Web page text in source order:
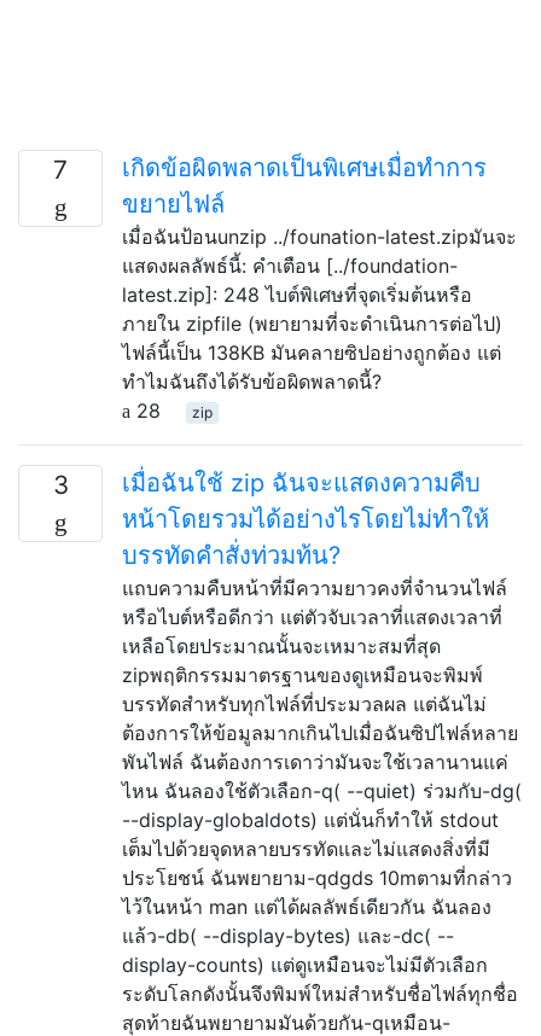
7
เกิดข้อผิดพลาดเป็นพิเศษเมื่อทำการ
ขยายไฟล์
เมื่อฉันป้อนunzip ../founation-latest.zipมันจะ
แสดงผลลัพธ์นี้: คำเตือน [../foundation-
latest.zip]: 248 ไบต์พิเศษที่จุดเริ่มต้นหรือ
ภายใน zipfile (พยายามที่จะดำเนินการต่อไป)
ไฟล์นี้เป็น 138KB มันคลายซิปอย่างถูกต้อง แต่
ทำไมฉันถึงได้รับข้อผิดพลาดนี้?
28
zip
3
เมื่อฉันใช้ zip ฉันจะแสดงความคืบ
หน้าโดยรวมได้อย่างไรโดยไม่ทำให้
บรรทัดคำสั่งท่วมท้น?
แถบความคืบหน้าที่มีความยาวคงที่จำนวนไฟล์
หรือไบต์หรือดีกว่า แต่ตัวจับเวลาที่แสดงเวลาที่
เหลือโดยประมาณนั้นจะเหมาะสมที่สุด
zipพฤติกรรมมาตรฐานของดูเหมือนจะพิมพ์
บรรทัดสำหรับทุกไฟล์ที่ประมวลผล แต่ฉันไม่
ต้องการให้ข้อมูลมากเกินไปเมื่อฉันซิปไฟล์หลาย
พันไฟล์ ฉันต้องการเดาว่ามันจะใช้เวลานานแค่
ไหน ฉันลองใช้ตัวเลือก-q( --quiet) ร่วมกับ-dg(
--display-globaldots) แต่นั่นก็ทำให้ stdout
เต็มไปด้วยจุดหลายบรรทัดและไม่แสดงสิ่งที่มี
ประโยชน์ ฉันพยายาม-qdgds 10mตามที่กล่าว
ไว้ในหน้า man แต่ได้ผลลัพธ์เดียวกัน ฉันลอง
แล้ว-db( --display-bytes) และ-dc( --
display-counts) แต่ดูเหมือนจะไม่มีตัวเลือก
ระดับโลกดังนั้นจึงพิมพ์ใหม่สำหรับชื่อไฟล์ทุกชื่อ
สุดท้ายฉันพยายามมันด้วยกัน-qเหมือน-